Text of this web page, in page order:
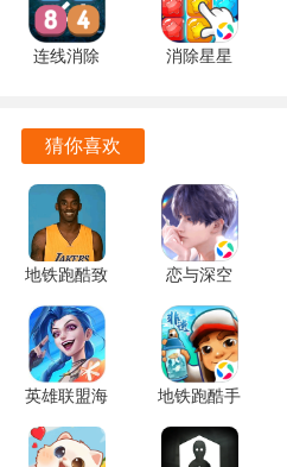
新手玩家在首次登录时可获得
其快速适应游戏节奏，提升游戏
巧，享受捕鱼的乐趣。
游戏中设置了多样化的挑战模
度，体验不同的捕鱼乐趣，提升
连线消除
消除星星
猜你喜欢
地铁跑酷致
敬科比版
v1.29.0 安
卓版
恋与深空
6.0.0 官方
正版
英雄联盟海
克斯大乱斗
7.2.0.2458
地铁跑酷手
表版 7.04.0
中文版